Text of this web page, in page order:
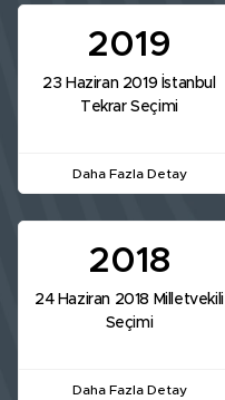
2019
23 Haziran 2019 İstanbul
Tekrar Seçimi
Daha Fazla Detay
2018
24 Haziran 2018 Milletvekili
Seçimi
Daha Fazla Detay